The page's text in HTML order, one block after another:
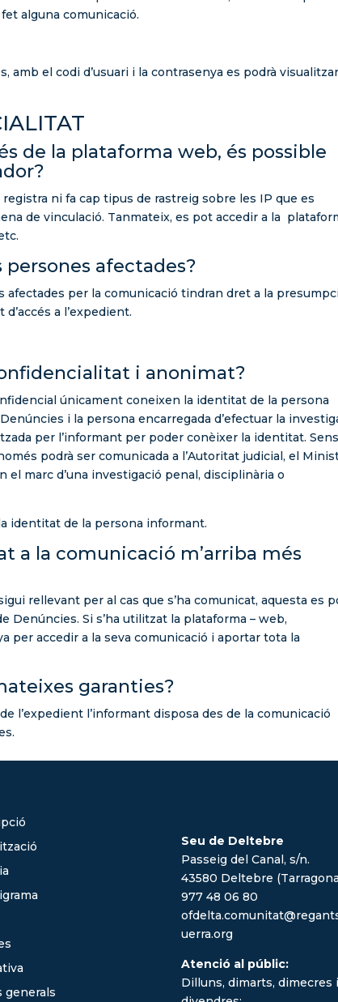
alguna comunicació.
amb el codi d’usuari i la contrasenya es podrà
de la plataforma web, és possible
ni fa cap tipus de rastreig sobre les IP que es
de vinculació. Tanmateix, es pot accedir a la
afectades?
afectades per la comunicació tindran dret a la
a l’expedient.
i anonimat?
únicament coneixen la identitat de la persona
i la persona encarregada d’efectuar la
per l’informant per poder conèixer la identitat.
podrà ser comunicada a l’Autoritat judicial, el
marc d’una investigació penal, disciplinària o
identitat de la persona informant.
a la comunicació m’arriba més
rellevant per al cas que s’ha comunicat, aquesta es
Denúncies. Si s’ha utilitzat la plataforma – web,
per accedir a la seva comunicació i aportar tota la
garanties?
l’expedient l’informant disposa des de la comunicació
generals
Seu de Deltebre
Passeig del Canal, s/n.
43580 Deltebre
977 48 06 80
uerra.org
Atenció al públic:
Dilluns, dimarts, dimecres i